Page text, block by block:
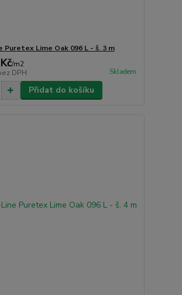
Puretex Lime Oak 096 L - š. 3 m
/m2
DPH Skladem
Přidat do košíku